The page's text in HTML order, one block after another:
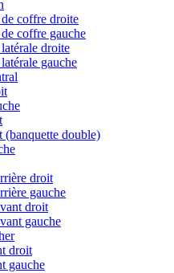
coffre droite
coffre gauche
droite
gauche
(banquette double)
droit
gauche
droit
gauche
droit
gauche